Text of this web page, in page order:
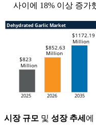
사이에 18% 이상 증가
시장 규모 및 성장 추세 에